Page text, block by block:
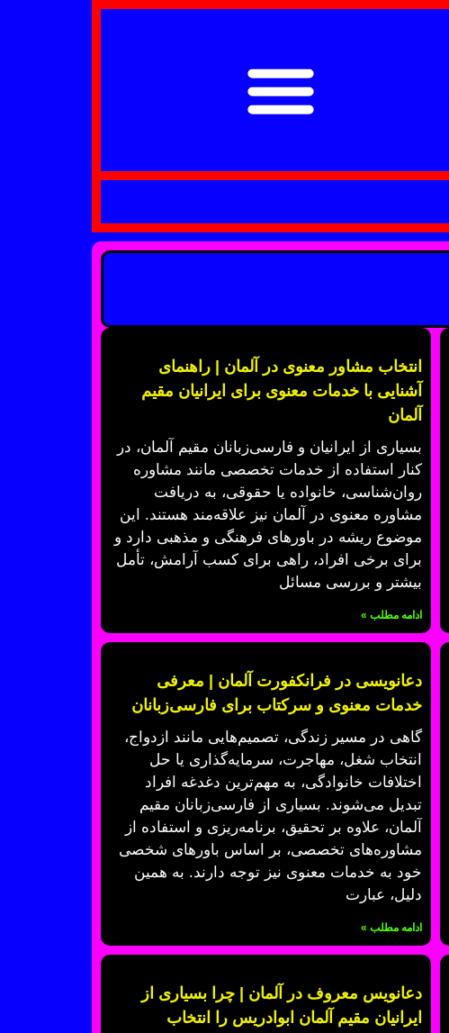
انتخاب مشاور معنوی در آلمان | راهنمای
آشنایی با خدمات معنوی برای ایرانیان مقیم
آلمان
بسیاری از ایرانیان و فارسی‌زبانان مقیم آلمان، در
کنار استفاده از خدمات تخصصی مانند مشاوره
روان‌شناسی، خانواده یا حقوقی، به دریافت
مشاوره معنوی در آلمان نیز علاقه‌مند هستند. این
موضوع ریشه در باورهای فرهنگی و مذهبی دارد و
برای برخی افراد، راهی برای کسب آرامش، تأمل
بیشتر و بررسی مسائل
ادامه مطلب »
دعانویسی در فرانکفورت آلمان | معرفی
خدمات معنوی و سرکتاب برای فارسی‌زبانان
گاهی در مسیر زندگی، تصمیم‌هایی مانند ازدواج،
انتخاب شغل، مهاجرت، سرمایه‌گذاری یا حل
اختلافات خانوادگی، به مهم‌ترین دغدغه افراد
تبدیل می‌شوند. بسیاری از فارسی‌زبانان مقیم
آلمان، علاوه بر تحقیق، برنامه‌ریزی و استفاده از
مشاوره‌های تخصصی، بر اساس باورهای شخصی
خود به خدمات معنوی نیز توجه دارند. به همین
دلیل، عبارت
ادامه مطلب »
دعانویس معروف در آلمان | چرا بسیاری از
ایرانیان مقیم آلمان ابوادریس را انتخاب